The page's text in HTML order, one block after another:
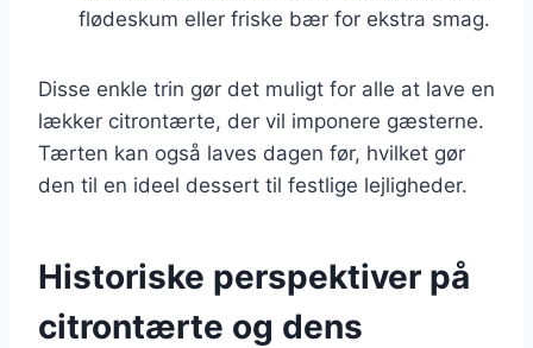
flødeskum eller friske bær for ekstra smag.
Disse enkle trin gør det muligt for alle at lave en
lækker citrontærte, der vil imponere gæsterne.
Tærten kan også laves dagen før, hvilket gør
den til en ideel dessert til festlige lejligheder.
Historiske perspektiver på
citrontærte og dens